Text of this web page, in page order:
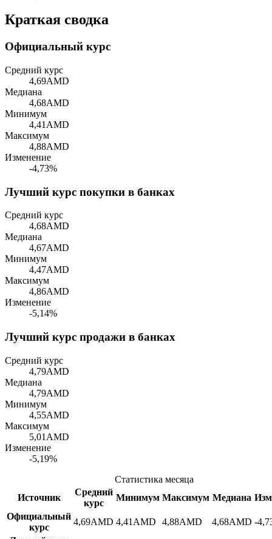
Краткая сводка
Официальный курс
Средний курс
4,69AMD
Медиана
4,68AMD
Минимум
4,41 AMD
Максимум
4,88AMD
Изменение
-4,73%
Лучший курс покупки в банках
Средний курс
4,68AMD
Медиана
4,67AMD
Минимум
4,47AMD
Максимум
4,86AMD
Изменение
-5,14%
Лучший курс продажи в банках
Средний курс
4,79AMD
Медиана
4,79AMD
Минимум
4,55AMD
Максимум
5,01 AMD
Изменение
-5,19%
Статистика месяца
Источник
Средний
курс
Минимум Максимум Медиана
Официальный
курс
4,69AMD 4,41 AMD 4,88AMD 4,68AMD -